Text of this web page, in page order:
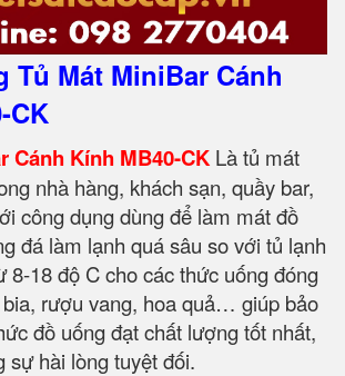
Tủ Mát MiniBar Cánh
CK
Cánh Kính MB40-CK Là tủ mát
nhà hàng, khách sạn, quầy bar,
công dụng dùng để làm mát đồ
đá làm lạnh quá sâu so với tủ lạnh
8-18 độ C cho các thức uống đóng
rượu vang, hoa quả… giúp bảo
đồ uống đạt chất lượng tốt nhất,
sự hài lòng tuyệt đối.